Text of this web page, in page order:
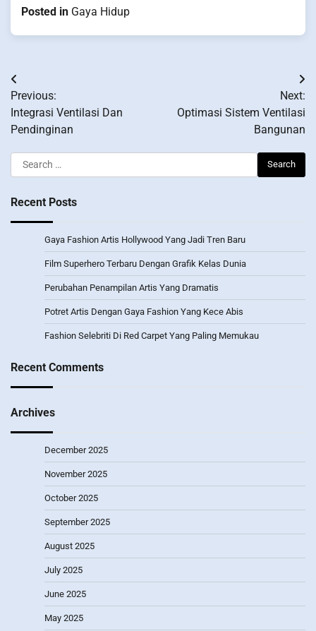
Posted in Gaya Hidup
Post
navigation
Previous:
Integrasi Ventilasi Dan
Pendinginan
Next:
Optimasi Sistem Ventilasi
Bangunan
Search
for:
Recent Posts
Gaya Fashion Artis Hollywood Yang Jadi Tren Baru
Film Superhero Terbaru Dengan Grafik Kelas Dunia
Perubahan Penampilan Artis Yang Dramatis
Potret Artis Dengan Gaya Fashion Yang Kece Abis
Fashion Selebriti Di Red Carpet Yang Paling Memukau
Recent Comments
Archives
December 2025
November 2025
October 2025
September 2025
August 2025
July 2025
June 2025
May 2025